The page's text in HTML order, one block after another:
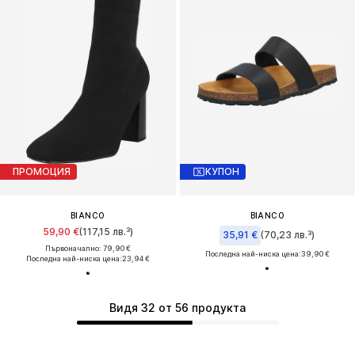
Видя 32 от 56 продукта
ПРОМОЦИЯ
BIANCO
59,90 €(117,15 лв.³)
Първоначално: 79,90 €
Последна най-ниска цена:23,94 €
КУПОН
BIANCO
35,91 € (70,23 лв.³)
Последна най-ниска цена:39,90 €